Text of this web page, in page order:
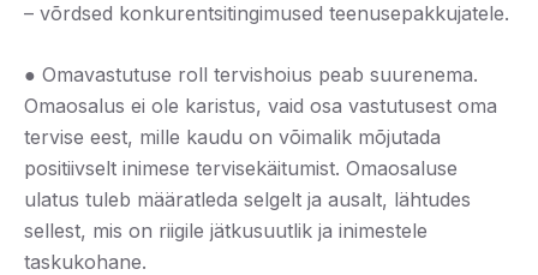
– võrdsed konkurentsitingimused teenusepakkujatele.
● Omavastutuse roll tervishoius peab suurenema.
Omaosalus ei ole karistus, vaid osa vastutusest oma
tervise eest, mille kaudu on võimalik mõjutada
positiivselt inimese tervisekäitumist. Omaosaluse
ulatus tuleb määratleda selgelt ja ausalt, lähtudes
sellest, mis on riigile jätkusuutlik ja inimestele
taskukohane.